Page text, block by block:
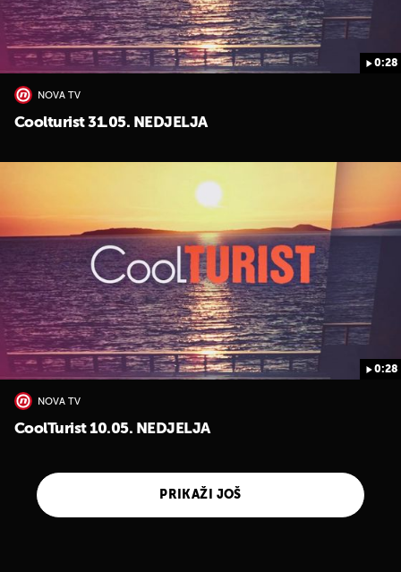
0:28
NOVA TV
Coolturist 31.05. NEDJELJA
0:28
NOVA TV
CoolTurist 10.05. NEDJELJA
PRIKAŽI JOŠ